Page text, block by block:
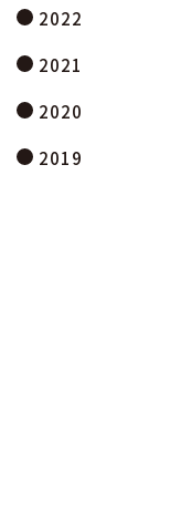
2022
2021
2020
2019